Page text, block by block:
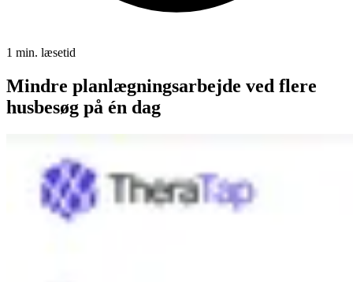
1 min. læsetid
Mindre planlægningsarbejde ved flere
husbesøg på én dag